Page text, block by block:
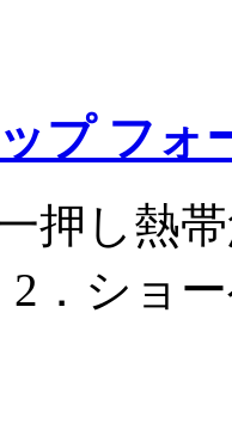
プ フォ
押し熱
．ショ